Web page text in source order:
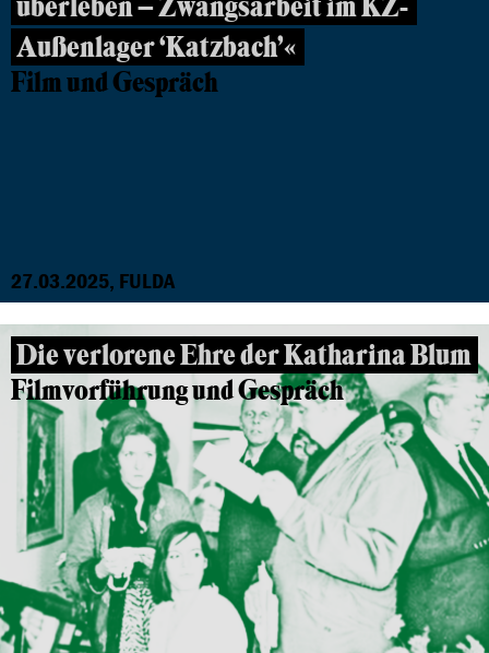
Außenlager ‘Katzbach’«
Film und Gespräch
27.03.2025, FULDA
Die verlorene Ehre der Katharina Blum
Filmvorführung und Gespräch